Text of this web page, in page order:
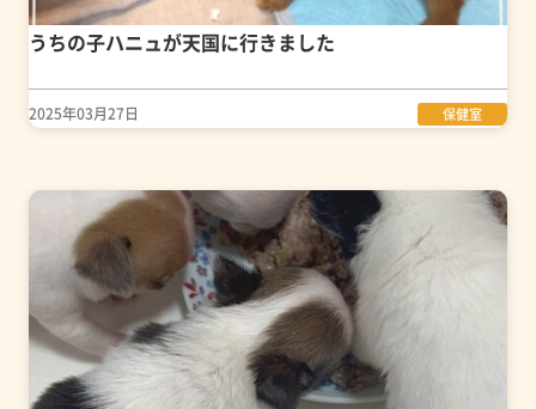
うちの子ハニュが天国に行きました
2025年03月27日 保健室